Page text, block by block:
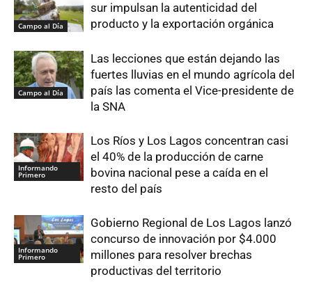
Campo al Día
sur impulsan la autenticidad del
producto y la exportación orgánica
Campo al Día
Las lecciones que están dejando las
fuertes lluvias en el mundo agrícola del
país las comenta el Vice-presidente de
la SNA
Informando
Primero
Los Ríos y Los Lagos concentran casi
el 40% de la producción de carne
bovina nacional pese a caída en el
resto del país
Informando
Primero
Gobierno Regional de Los Lagos lanzó
concurso de innovación por $4.000
millones para resolver brechas
productivas del territorio